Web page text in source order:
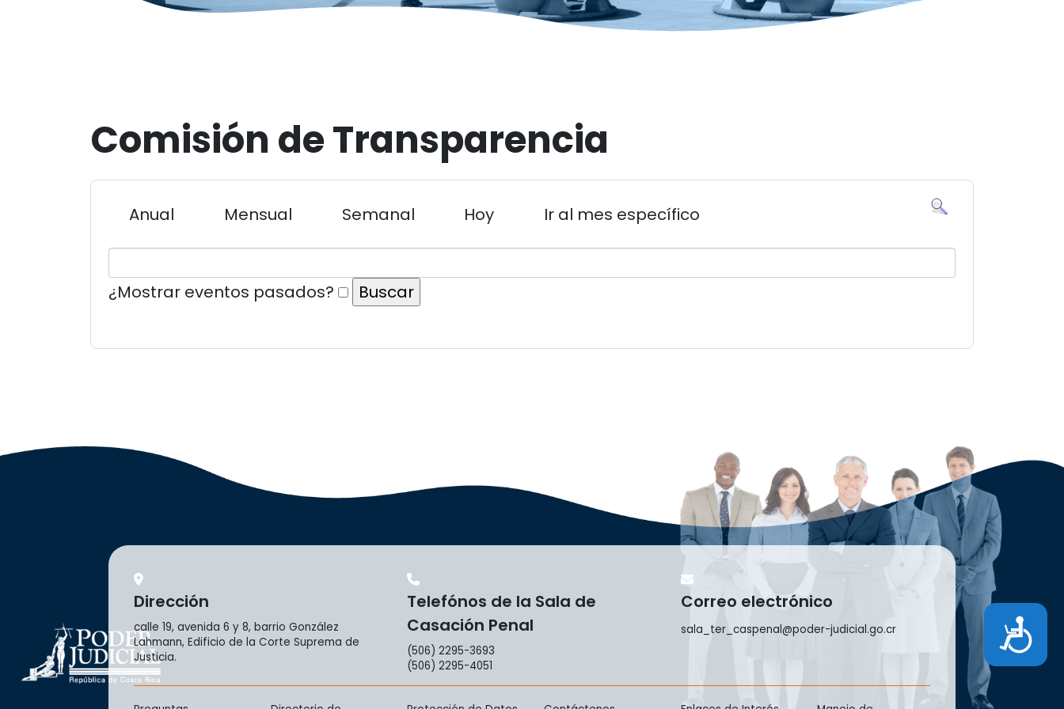
Accesibilidad
Comisión de Transparencia
Anual Mensual Semanal Hoy Ir al mes específico
¿Mostrar eventos pasados?
Dirección
calle 19, avenida 6 y 8, barrio González
Lahmann, Edificio de la Corte Suprema de
Justicia.
Telefónos de la Sala de
Casación Penal
(506) 2295-3693
(506) 2295-4051
Correo electrónico
sala_ter_caspenal@poder-judicial.go.cr